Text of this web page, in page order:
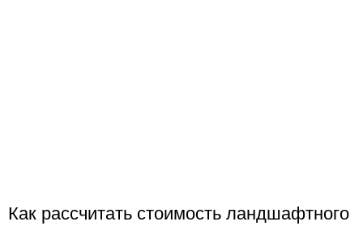
Как рассчитать стоимость ландшафтного